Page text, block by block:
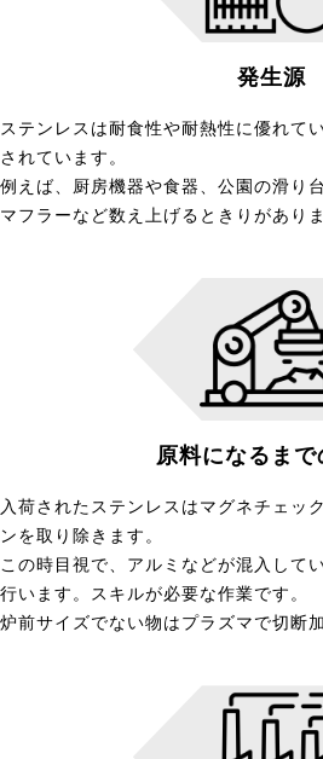
発生源
ステンレスは耐食性や耐熱性に優れて
されています。
例えば、厨房機器や食器、公園の滑り
マフラーなど数え上げるときりがありま
原料になるまで
入荷されたステンレスはマグネチェッ
ンを取り除きます。
この時目視で、アルミなどが混入して
行います。スキルが必要な作業です。
炉前サイズでない物はプラズマで切断